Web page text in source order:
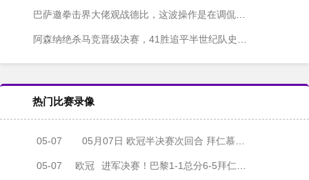
巴萨邀拳击界大佬观战德比，这波操作是在调侃皇马内斗吗？
阿森纳绝杀马竞晋级决赛，41胜追平半世纪队史纪录！
热门比赛录像
05-07 05月07日 欧冠半决赛次回合 拜仁慕尼黑vs巴黎圣日耳曼 全场录像
05-07 欧冠 进军决赛！巴黎1-1总分6-5拜仁将战阿森纳 登贝莱闪击凯恩破门